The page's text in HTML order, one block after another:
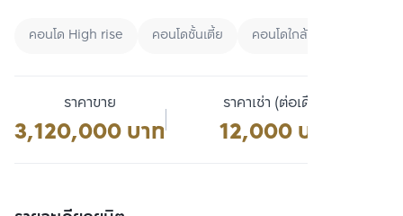
คอนโด High rise คอนโดชั้นเตี้ย คอนโดใกล้ BTS
ราคาขาย
3,120,000 บาท
ราคาเช่า (ต่อเดือน)
12,000 บาท